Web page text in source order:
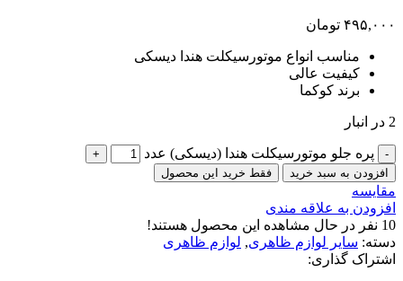
۴۹۵,۰۰۰ تومان
مناسب انواع موتورسیکلت هندا دیسکی
کیفیت عالی
برند کوکما
2 در انبار
پره جلو موتورسیکلت هندا (دیسکی) عدد
افزودن به سبد خرید فقط خرید این محصول
مقایسه
افزودن به علاقه مندی
10 نفر در حال مشاهده این محصول هستند!
دسته: سایر لوازم ظاهری, لوازم ظاهری
اشتراک گذاری: